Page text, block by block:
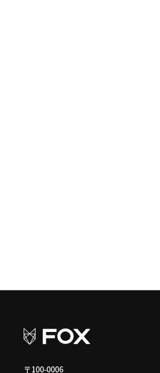
〒100-0006